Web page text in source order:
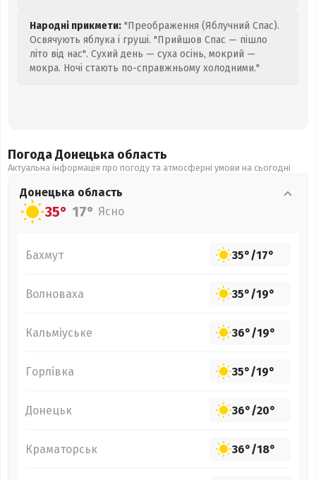
Народні прикмети: "Преображення (Яблучний Спас).
Освячують яблука і груші. "Прийшов Спас — пішло
літо від нас". Сухий день — суха осінь, мокрий —
мокра. Ночі стають по-справжньому холодними."
Погода Донецька область
Актуальна інформація про погоду та атмосферні умови на сьогодні
Донецька область
35° 17° Ясно
Бахмут 35°/17°
Волноваха 35°/19°
Кальміуське 36°/19°
Горлівка 35°/19°
Донецьк 36°/20°
Краматорськ 36°/18°